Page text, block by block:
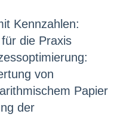
Kennzahlen:
die Praxis
von
Papier
der